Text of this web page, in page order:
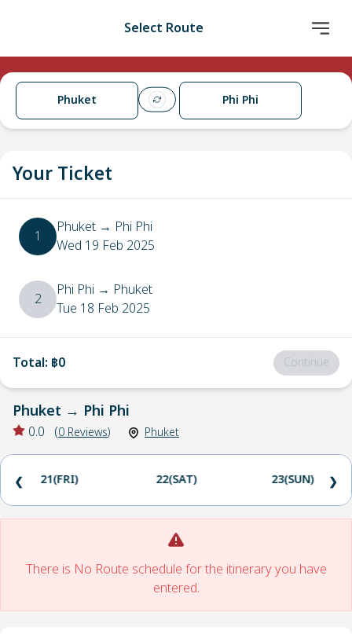
Select Route
Phuket Phi Phi
Your Ticket
1 Phuket → Phi Phi
Wed 19 Feb 2025
2 Phi Phi → Phuket
Tue 18 Feb 2025
Total: ฿0 Continue
Phuket → Phi Phi
0.0 (0 Reviews) Phuket
21(FRI) 22(SAT) 23(SUN)
❮ ❯
There is No Route schedule for the itinerary you have
entered.